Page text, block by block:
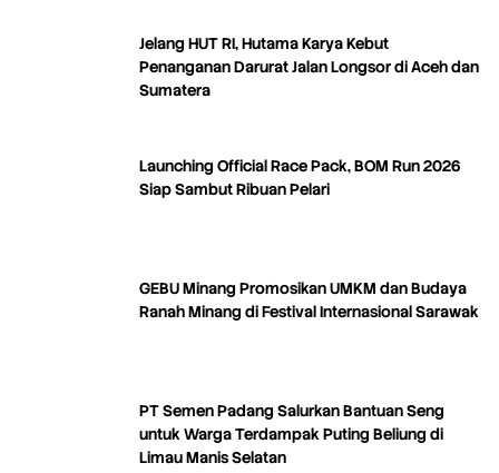
Jelang HUT RI, Hutama Karya Kebut
Penanganan Darurat Jalan Longsor di Aceh dan
Sumatera
Launching Official Race Pack, BOM Run 2026
Siap Sambut Ribuan Pelari
GEBU Minang Promosikan UMKM dan Budaya
Ranah Minang di Festival Internasional Sarawak
PT Semen Padang Salurkan Bantuan Seng
untuk Warga Terdampak Puting Beliung di
Limau Manis Selatan